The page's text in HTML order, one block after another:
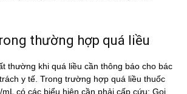
thường hợp quá liều
thường khi quá liều cần thông báo cho bác
y tế. Trong trường hợp quá liều thuốc
có các biểu hiện cần phải cấp cứu: Gọi